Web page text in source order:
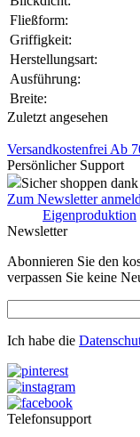
Fließform:
Griffigkeit:
Herstellungsart:
Ausführung:
Breite:
Zuletzt angesehen
Versandkostenfrei Ab
Persönlicher Support
Sicher shoppen
Zum Newsletter
Eigenproduktion
Newsletter
Abonnieren Sie den
verpassen Sie keine
Ich habe die
Telefonsupport